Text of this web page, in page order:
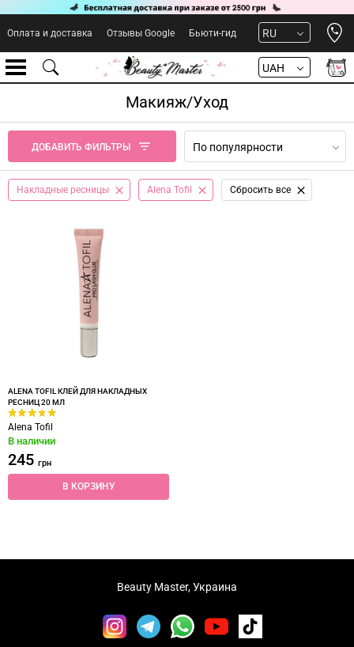
Оплата и доставка Отзывы Google Бьюти-гид RU
UAH
Макияж/Уход
ДОБАВИТЬ ФИЛЬТРЫ По популярности
Накладные ресницы Alena Tofil Сбросить все
ALENA TOFIL КЛЕЙ ДЛЯ НАКЛАДНЫХ
РЕСНИЦ 20 МЛ
Alena Tofil
В наличии
245 грн
В КОРЗИНУ
Beauty Master, Украина